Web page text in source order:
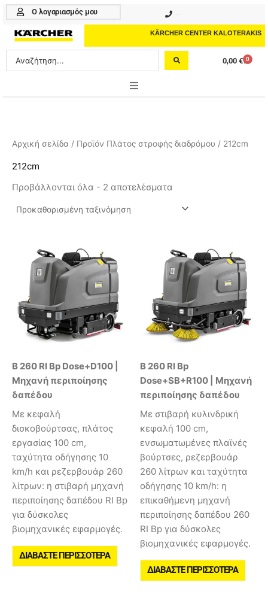
Μετάβαση
περιεχόμενο
Ο λογαριασμός μου
KÄRCHER CENTER KALOTERAKIS
Search
...
0,00 € 0
Cart
PROFESSIONAL
ΑΞΕΣΟΥΑΡ
ΚΑΘΑΡΙΣΤΙΚΑ
Αρχική σελίδα / Προϊόν Πλάτος στροφής διαδρόμου / 212cm
212cm
Προβάλλονται όλα - 2 αποτελέσματα
B 260 RI Bp Dose+D100 |
Μηχανή περιποίησης
δαπέδου
Με κεφαλή
δισκοβούρτσας, πλάτος
εργασίας 100 cm,
ταχύτητα οδήγησης 10
km/h και ρεζερβουάρ 260
λίτρων: η στιβαρή μηχανή
περιποίησης δαπέδου RI Bp
για δύσκολες
βιομηχανικές εφαρμογές.
ΔΙΑΒΆΣΤΕ ΠΕΡΙΣΣΌΤΕΡΑ
B 260 RI Bp
Dose+SB+R100 | Μηχανή
περιποίησης δαπέδου
Με στιβαρή κυλινδρική
κεφαλή 100 cm,
ενσωματωμένες πλαϊνές
βούρτσες, ρεζερβουάρ
260 λίτρων και ταχύτητα
οδήγησης 10 km/h: η
επικαθήμενη μηχανή
περιποίησης δαπέδου 260
RI Bp για δύσκολες
βιομηχανικές εφαρμογές.
ΔΙΑΒΆΣΤΕ ΠΕΡΙΣΣΌΤΕΡΑ